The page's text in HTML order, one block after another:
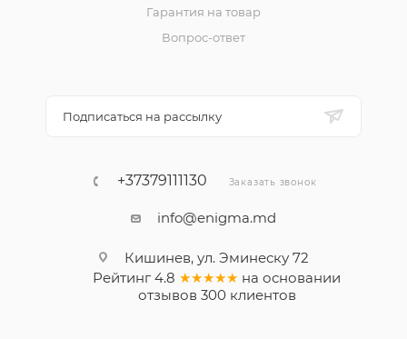
Гарантия на товар
Вопрос-ответ
Подписаться на рассылку
+37379111130 Заказать звонок
info@enigma.md
Кишинев, ул. Эминеску 72
Рейтинг 4.8 ★★★★★ на основании
отзывов 300клиентов